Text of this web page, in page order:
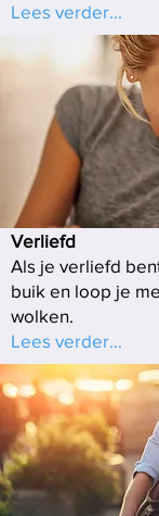
Lees verder...
Verliefd
Als je verliefd
buik en loop je
wolken.
Lees verder...